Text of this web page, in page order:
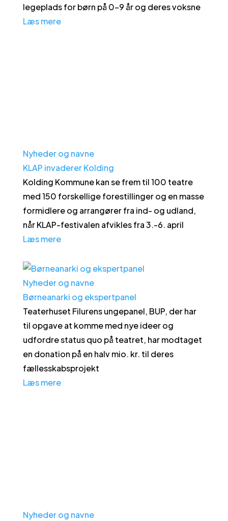
legeplads for børn på 0-9 år og deres voksne
Læs mere
Nyheder og navne
KLAP invaderer Kolding
Kolding Kommune kan se frem til 100 teatre
med 150 forskellige forestillinger og en masse
formidlere og arrangører fra ind- og udland,
når KLAP-festivalen afvikles fra 3.-6. april
Læs mere
Nyheder og navne
Børneanarki og ekspertpanel
Teaterhuset Filurens ungepanel, BUP, der har
til opgave at komme med nye ideer og
udfordre status quo på teatret, har modtaget
en donation på en halv mio. kr. til deres
fællesskabsprojekt
Læs mere
Nyheder og navne